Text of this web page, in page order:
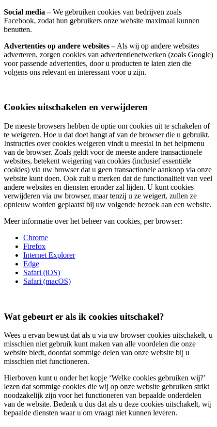
Social media –We gebruiken cookies van bedrijven zoals
Facebook, zodat hun gebruikers onze website maximaal kunnen
benutten.
Advertenties op andere websites –Als wij op andere websites
adverteren, zorgen cookies van advertentienetwerken (zoals Google)
voor passende advertenties, door u producten te laten zien die
volgens ons relevant en interessant voor u zijn.
Cookies uitschakelen en verwijderen
De meeste browsers hebben de optie om cookies uit te schakelen of
te weigeren. Hoe u dat doet hangt af van de browser die u gebruikt.
Instructies over cookies weigeren vindt u meestal in het helpmenu
van de browser. Zoals geldt voor de meeste andere transactionele
websites, betekent weigering van cookies (inclusief essentiële
cookies) via uw browser dat u geen transactionele aankoop via onze
website kunt doen. Ook zult u merken dat de functionaliteit van veel
andere websites en diensten eronder zal lijden. U kunt cookies
verwijderen via uw browser, maar tenzij u ze weigert, zullen ze
opnieuw worden geplaatst bij uw volgende bezoek aan een website.
Meer informatie over het beheer van cookies, per browser:
Chrome
Firefox
Internet Explorer
Edge
Safari (iOS)
Safari (macOS)
Wat gebeurt er als ik cookies uitschakel?
Wees u ervan bewust dat als u via uw browser cookies uitschakelt, u
misschien niet gebruik kunt maken van alle voordelen die onze
website biedt, doordat sommige delen van onze website bij u
misschien niet functioneren.
Hierboven kunt u onder het kopje ‘Welke cookies gebruiken wij?’
lezen dat sommige cookies die wij op onze website gebruiken strikt
noodzakelijk zijn voor het functioneren van bepaalde onderdelen
van de website. Bedenk u dus dat als u deze cookies uitschakelt, wij
bepaalde diensten waar u om vraagt niet kunnen leveren.